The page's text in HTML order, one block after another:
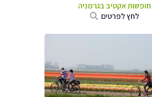
חופשות אקטיב בגרמניה
לחץ לפרטים